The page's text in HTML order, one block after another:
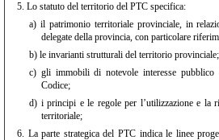
5. Lo statuto del territorio del PTC specifica:
a) il patrimonio territoriale provinciale, in
delegate della provincia, con particolare
b) le invarianti strutturali del territorio provinciale;
c) gli immobili di notevole interesse
Codice;
d) i principi e le regole per l’utilizzazione e la
territoriale;
6. La parte strategica del PTC indica le linee